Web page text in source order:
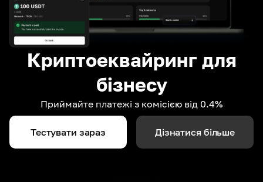
Криптоеквайринг для
бізнесу
Приймайте платежі з комісією від 0.4%
Тестувати зараз Дізнатися більше